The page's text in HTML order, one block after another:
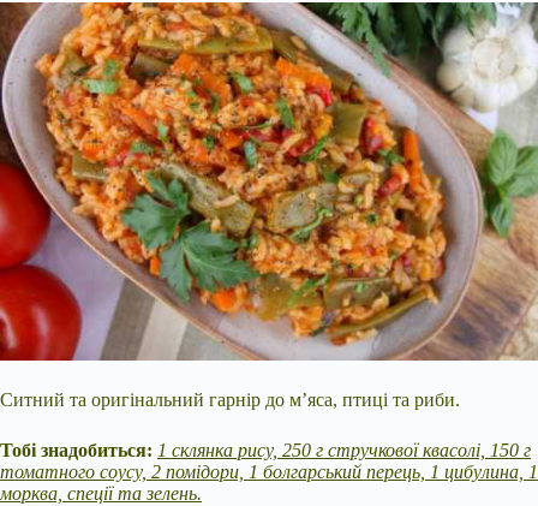
Ситний та оригінальний гарнір до м’яса, птиці та риби.
Тобі знадобиться: 1 склянка рису, 250 г стручкової квасолі, 150 г
томатного соусу, 2 помідори, 1 болгарський перець, 1 цибулина, 1
морква, спеції та зелень.